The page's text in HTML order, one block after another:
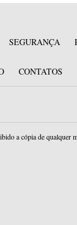
SEGURANÇA
CONTATOS
a cópia de qualquer